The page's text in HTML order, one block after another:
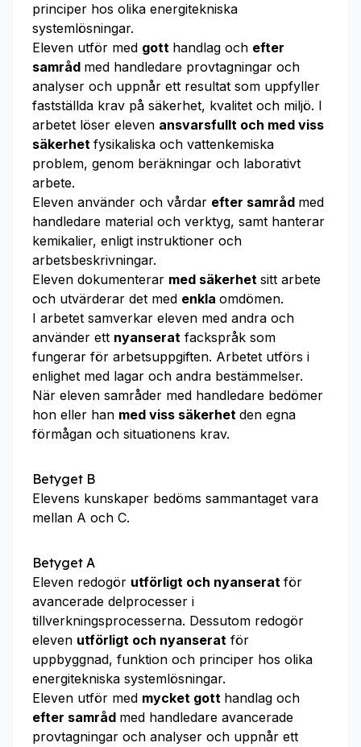
principer hos olika energitekniska
systemlösningar.
Eleven utför med gott handlag och efter
samråd med handledare provtagningar och
analyser och uppnår ett resultat som uppfyller
fastställda krav på säkerhet, kvalitet och miljö. I
arbetet löser eleven ansvarsfullt och med viss
säkerhet fysikaliska och vattenkemiska
problem, genom beräkningar och laborativt
arbete.
Eleven använder och vårdar efter samråd med
handledare material och verktyg, samt hanterar
kemikalier, enligt instruktioner och
arbetsbeskrivningar.
Eleven dokumenterar med säkerhet sitt arbete
och utvärderar det med enkla omdömen.
I arbetet samverkar eleven med andra och
använder ett nyanserat fackspråk som
fungerar för arbetsuppgiften. Arbetet utförs i
enlighet med lagar och andra bestämmelser.
När eleven samråder med handledare bedömer
hon eller han med viss säkerhet den egna
förmågan och situationens krav.
Betyget B
Elevens kunskaper bedöms sammantaget vara
mellan A och C.
Betyget A
Eleven redogör utförligt och nyanserat för
avancerade delprocesser i
tillverkningsprocesserna. Dessutom redogör
eleven utförligt och nyanserat för
uppbyggnad, funktion och principer hos olika
energitekniska systemlösningar.
Eleven utför med mycket gott handlag och
efter samråd med handledare avancerade
provtagningar och analyser och uppnår ett